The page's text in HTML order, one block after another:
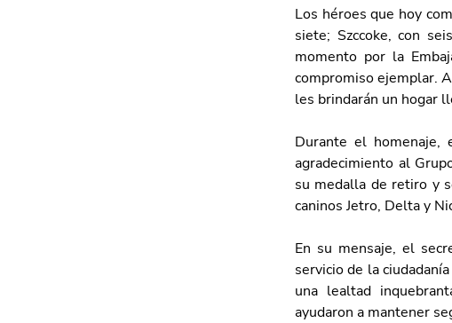
Los héroes que hoy
siete; Szccoke, con
momento por la
compromiso ejemplar.
les brindarán un hogar
Durante el homenaje,
agradecimiento al
su medalla de retiro y
caninos Jetro, Delta y
En su mensaje, el
servicio de la
una lealtad
ayudaron a mantener